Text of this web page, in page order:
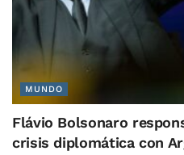
MUNDO
Flávio Bolsonaro
crisis diplomática con